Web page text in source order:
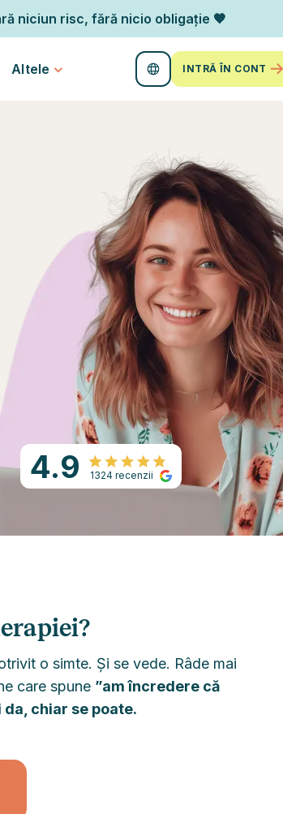
niciun risc, fără nicio obligație 🧡
Altele INTRĂ ÎN CONT
4.9 1324 recenzii
o simte. Și se vede. Râde mai
care spune ”am încredere că
chiar se poate.